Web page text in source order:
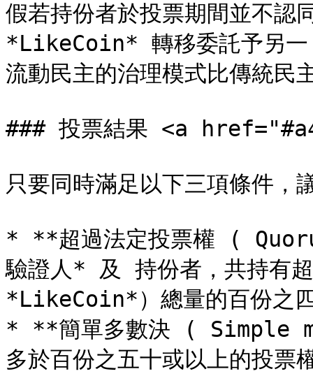
假若持份者於投票期間並不
*LikeCoin* 轉移委託予另一
流動民主的治理模式比傳統民
### 投票結果 <a
只要同時滿足以下三項條件，
* **超過法定投票權 (
驗證人* 及 持份者，共持有
*LikeCoin*）總量的百份之
* **簡單多數決 ( Simple
多於百份之五十或以上的投票